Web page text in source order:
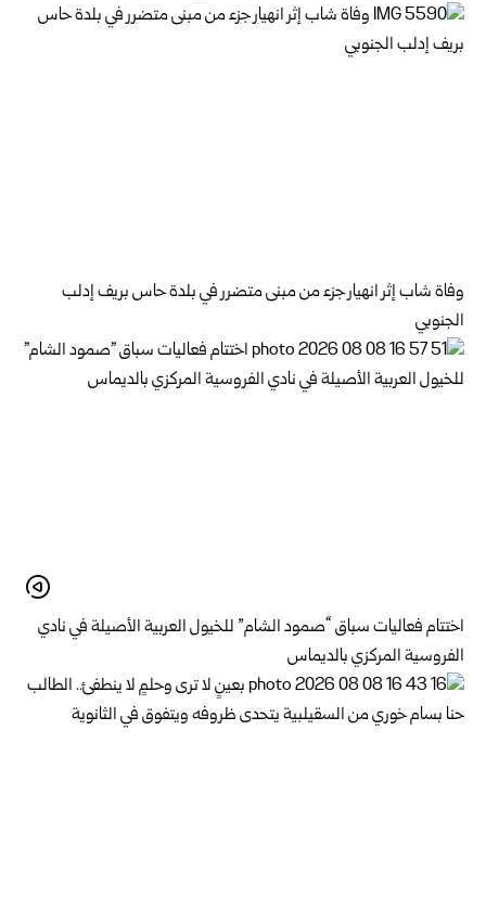
وفاة شاب إثر انهيار جزء من مبنى متضرر في بلدة حاس بريف إدلب
الجنوبي
اختتام فعاليات سباق “صمود الشام” للخيول العربية الأصيلة في نادي
الفروسية المركزي بالديماس